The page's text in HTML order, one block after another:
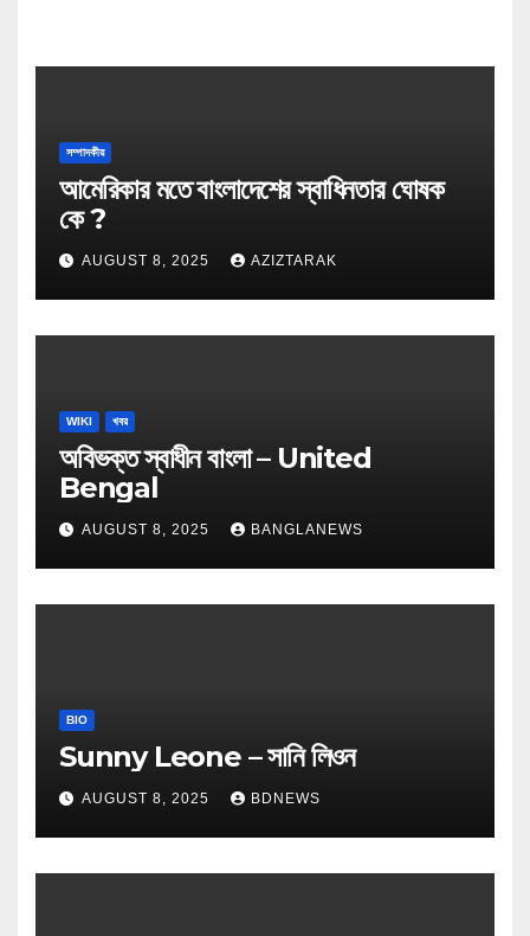
সম্পাদকীয়
আমেরিকার মতে বাংলাদেশের স্বাধিনতার ঘোষক
কে ?
AUGUST 8, 2025 AZIZTARAK
WIKI খবর
অবিভক্ত স্বাধীন বাংলা – United
Bengal
AUGUST 8, 2025 BANGLANEWS
BIO
Sunny Leone – সানি লিওন
AUGUST 8, 2025 BDNEWS